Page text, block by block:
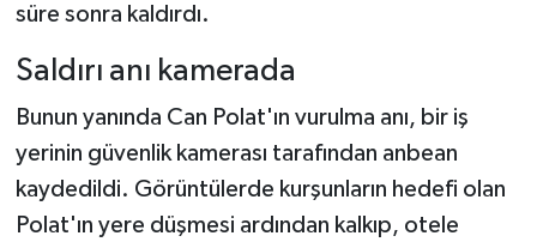
süre sonra kaldırdı.
Saldırı anı kamerada
Bunun yanında Can Polat'ın vurulma anı, bir iş
yerinin güvenlik kamerası tarafından anbean
kaydedildi. Görüntülerde kurşunların hedefi olan
Polat'ın yere düşmesi ardından kalkıp, otele